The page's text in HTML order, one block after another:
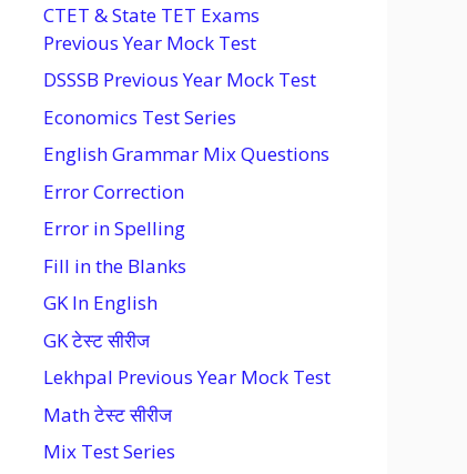
CTET & State TET Exams
Previous Year Mock Test
DSSSB Previous Year Mock Test
Economics Test Series
English Grammar Mix Questions
Error Correction
Error in Spelling
Fill in the Blanks
GK In English
GK टेस्ट सीरीज
Lekhpal Previous Year Mock Test
Math टेस्ट सीरीज
Mix Test Series